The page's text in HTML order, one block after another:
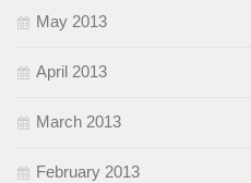
May 2013
April 2013
March 2013
February 2013